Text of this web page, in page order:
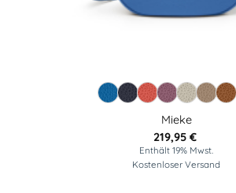
Mieke
219,95 €
Enthält 19% Mwst.
Kostenloser Versand